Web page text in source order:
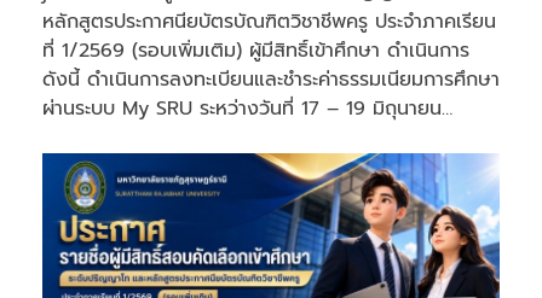
หลักสูตรประกาศนียบัตรบัณฑิตวิชาชีพครู ประจำภาคเรียน
ที่ 1/2569 (รอบเพิ่มเติม) ผู้มีสิทธิ์เข้าศึกษา ดำเนินการ
ดังนี้ ดำเนินการลงทะเบียนและชำระค่าธรรมเนียมการศึกษา
ผ่านระบบ My SRU ระหว่างวันที่ 17 – 19 มิถุนายน…